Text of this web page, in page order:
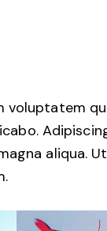
voluptatem
aliqua.